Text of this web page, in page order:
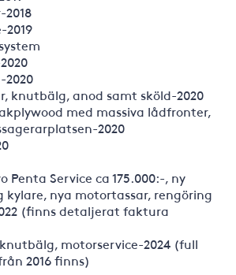
2019
2020
knutbälg, anod samt sköld-2020
med massiva lådfronter,
2020
Penta Service ca 175.000:-, ny
kylare, nya motortassar, rengöring
(finns detaljerat faktura
motorservice-2024 (full
2016 finns)